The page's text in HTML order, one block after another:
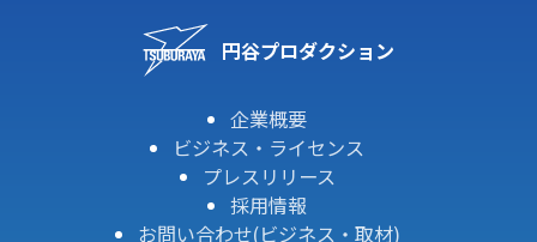
円谷プロダクション
企業概要
ビジネス・ライセンス
プレスリリース
採用情報
お問い合わせ(ビジネス・取材)